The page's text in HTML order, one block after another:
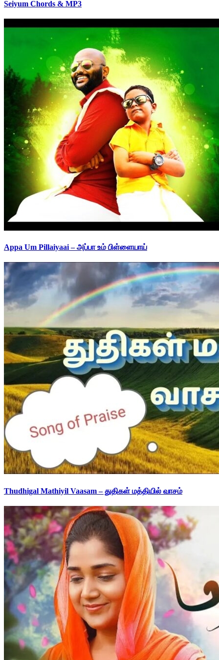
Seiyum Chords & MP3
Appa Um Pillaiyaai – அப்பா உம் பிள்ளையாய்
Thudhigal Mathiyil Vaasam – துதிகள் மத்தியில் வாசம்